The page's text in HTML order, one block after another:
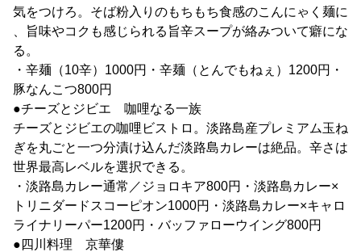
気をつけろ。そば粉入りのもちもち食感のこんにゃく麺に
、旨味やコクも感じられる旨辛スープが絡みついて癖にな
る。
・辛麺（10辛）1000円・辛麺（とんでもねぇ）1200円・
豚なんこつ800円
●チーズとジビエ 咖哩なる一族
チーズとジビエの咖哩ビストロ。淡路島産プレミアム玉ね
ぎを丸ごと一つ分漬け込んだ淡路島カレーは絶品。辛さは
世界最高レベルを選択できる。
・淡路島カレー通常／ジョロキア800円・淡路島カレー×
トリニダードスコーピオン1000円・淡路島カレー×キャロ
ライナリーパー1200円・バッファローウイング800円
●四川料理 京華僂